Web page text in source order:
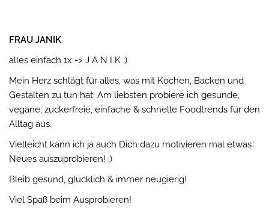
FRAU JANIK
alles einfach 1x -> J A N I K ;)
Mein Herz schlägt für alles, was mit Kochen, Backen und
Gestalten zu tun hat. Am liebsten probiere ich gesunde,
vegane, zuckerfreie, einfache & schnelle Foodtrends für den
Alltag aus.
Vielleicht kann ich ja auch Dich dazu motivieren mal etwas
Neues auszuprobieren! :)
Bleib gesund, glücklich & immer neugierig!
Viel Spaß beim Ausprobieren!